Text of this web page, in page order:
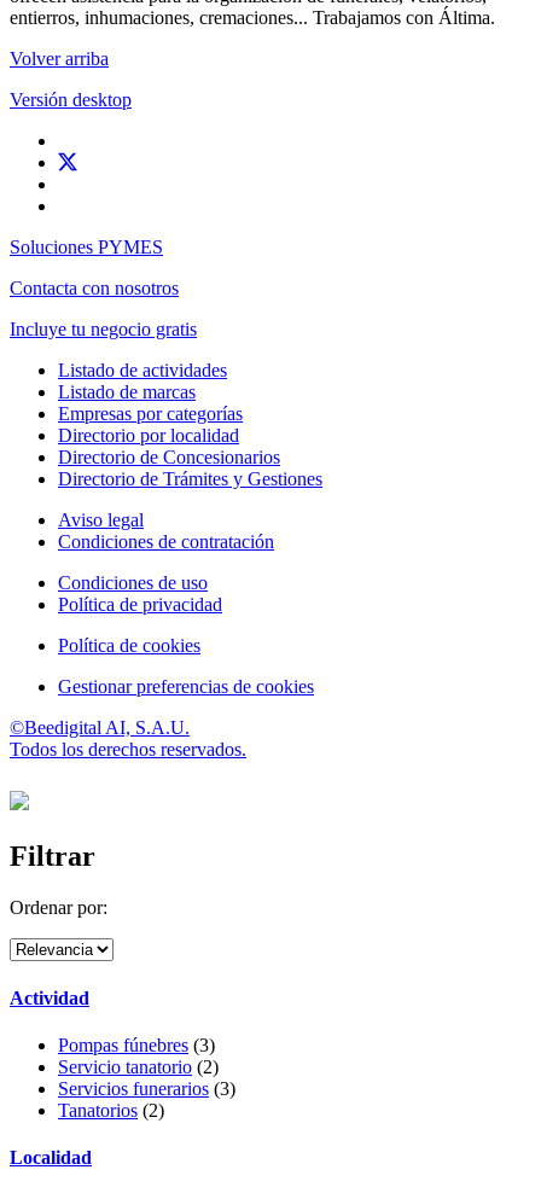
entierros, inhumaciones, cremaciones... Trabajamos con Áltima.
Volver arriba
Versión desktop
Soluciones PYMES
Contacta con nosotros
Incluye tu negocio gratis
Listado de actividades
Listado de marcas
Empresas por categorías
Directorio por localidad
Directorio de Concesionarios
Directorio de Trámites y Gestiones
Aviso legal
Condiciones de contratación
Condiciones de uso
Política de privacidad
Política de cookies
Gestionar preferencias de cookies
©Beedigital AI, S.A.U.
Todos los derechos reservados.
Filtrar
Ordenar por:
Actividad
Pompas fúnebres (3)
Servicio tanatorio (2)
Servicios funerarios (3)
Tanatorios (2)
Localidad